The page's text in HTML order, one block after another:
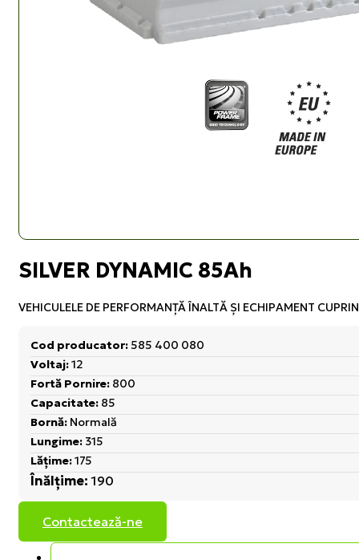
SILVER DYNAMIC 85Ah
VEHICULELE DE PERFORMANŢĂ ÎNALTĂ ŞI ECHIPAMENT
Cod producator: 585 400 080
Voltaj:12
Fortă Pornire: 800
Capacitate: 85
Bornă: Normală
Lungime: 315
Lățime:175
Înălțime: 190
Contactează-ne